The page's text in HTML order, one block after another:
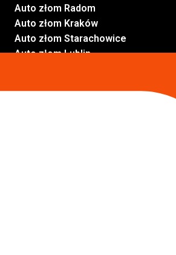
Auto złom Radom
Auto złom Kraków
Auto złom Starachowice
Auto złom Lublin